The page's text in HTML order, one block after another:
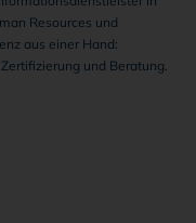
Resources und
aus einer Hand:
und Beratung.